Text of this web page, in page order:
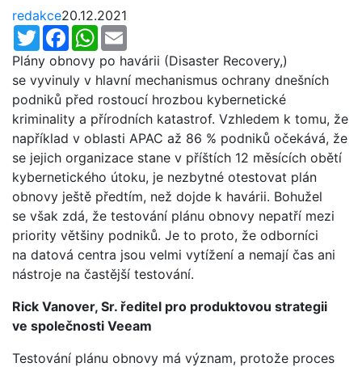
redakce20.12.2021
TwitterFacebookWhatsApp
Plány obnovy po havárii (Disaster Recovery,)
se vyvinuly v hlavní mechanismus ochrany dnešních
podniků před rostoucí hrozbou kybernetické
kriminality a přírodních katastrof. Vzhledem k tomu, že
například v oblasti APAC až 86 % podniků očekává, že
se jejich organizace stane v příštích 12 měsících obětí
kybernetického útoku, je nezbytné otestovat plán
obnovy ještě předtím, než dojde k havárii. Bohužel
se však zdá, že testování plánu obnovy nepatří mezi
priority většiny podniků. Je to proto, že odborníci
na datová centra jsou velmi vytížení a nemají čas ani
nástroje na častější testování.
Rick Vanover, Sr. ředitel pro produktovou strategii
ve společnosti Veeam
Testování plánu obnovy má význam, protože proces